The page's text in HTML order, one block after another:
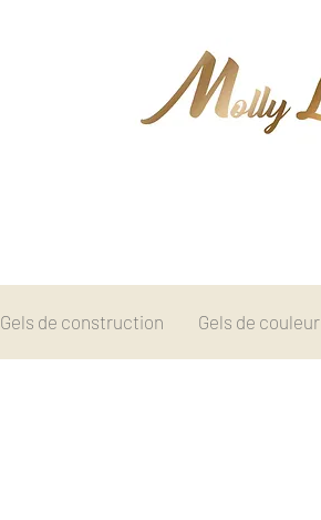
Gels de construction Gels de couleur